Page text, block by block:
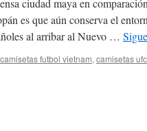
ciudad maya en
es que aún conserva el
al arribar al Nuevo …
camisetas futbol vietnam, camisetas